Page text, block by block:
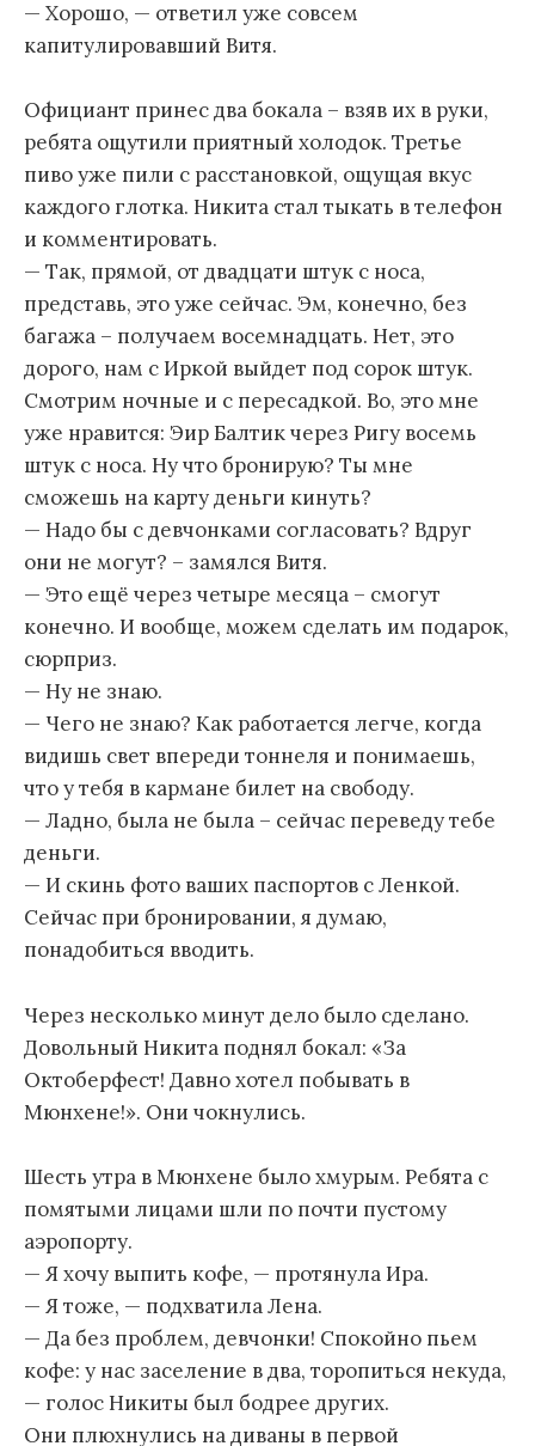
— Хорошо, — ответил уже совсем
капитулировавший Витя.
Официант принес два бокала – взяв их в руки,
ребята ощутили приятный холодок. Третье
пиво уже пили с расстановкой, ощущая вкус
каждого глотка. Никита стал тыкать в телефон
и комментировать.
— Так, прямой, от двадцати штук с носа,
представь, это уже сейчас. Эм, конечно, без
багажа – получаем восемнадцать. Нет, это
дорого, нам с Иркой выйдет под сорок штук.
Смотрим ночные и с пересадкой. Во, это мне
уже нравится: Эир Балтик через Ригу восемь
штук с носа. Ну что бронирую? Ты мне
сможешь на карту деньги кинуть?
— Надо бы с девчонками согласовать? Вдруг
они не могут? – замялся Витя.
— Это ещё через четыре месяца – смогут
конечно. И вообще, можем сделать им подарок,
сюрприз.
— Ну не знаю.
— Чего не знаю? Как работается легче, когда
видишь свет впереди тоннеля и понимаешь,
что у тебя в кармане билет на свободу.
— Ладно, была не была – сейчас переведу тебе
деньги.
— И скинь фото ваших паспортов с Ленкой.
Сейчас при бронировании, я думаю,
понадобиться вводить.
Через несколько минут дело было сделано.
Довольный Никита поднял бокал: «За
Октоберфест! Давно хотел побывать в
Мюнхене!». Они чокнулись.
Шесть утра в Мюнхене было хмурым. Ребята с
помятыми лицами шли по почти пустому
аэропорту.
— Я хочу выпить кофе, — протянула Ира.
— Я тоже, — подхватила Лена.
— Да без проблем, девчонки! Спокойно пьем
кофе: у нас заселение в два, торопиться некуда,
— голос Никиты был бодрее других.
Они плюхнулись на диваны в первой